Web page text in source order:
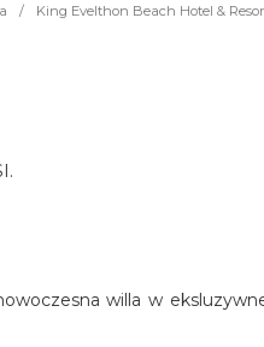
/ King Evelthon Beach Hotel &
willa w